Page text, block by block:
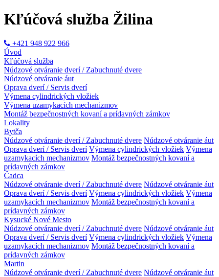
Kľúčová služba Žilina
+421 948 922 966
Úvod
Kľúčová služba
Núdzové otváranie dverí / Zabuchnuté dvere
Núdzové otváranie áut
Oprava dverí / Servis dverí
Výmena cylindrických vložiek
Výmena uzamykacích mechanizmov
Montáž bezpečnostných kovaní a prídavných zámkov
Lokality
Bytča
Núdzové otváranie dverí / Zabuchnuté dvere Núdzové otváranie áut
Oprava dverí / Servis dverí Výmena cylindrických vložiek Výmena
uzamykacích mechanizmov Montáž bezpečnostných kovaní a
prídavných zámkov
Čadca
Núdzové otváranie dverí / Zabuchnuté dvere Núdzové otváranie áut
Oprava dverí / Servis dverí Výmena cylindrických vložiek Výmena
uzamykacích mechanizmov Montáž bezpečnostných kovaní a
prídavných zámkov
Kysucké Nové Mesto
Núdzové otváranie dverí / Zabuchnuté dvere Núdzové otváranie áut
Oprava dverí / Servis dverí Výmena cylindrických vložiek Výmena
uzamykacích mechanizmov Montáž bezpečnostných kovaní a
prídavných zámkov
Martin
Núdzové otváranie dverí / Zabuchnuté dvere Núdzové otváranie áut